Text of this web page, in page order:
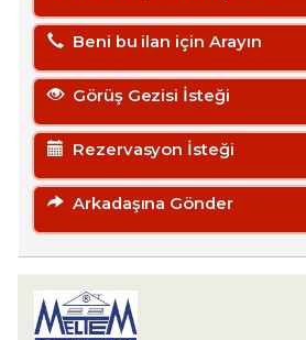
Beni bu ilan için Arayın
Görüş Gezisi İsteği
Rezervasyon İsteği
Arkadaşına Gönder